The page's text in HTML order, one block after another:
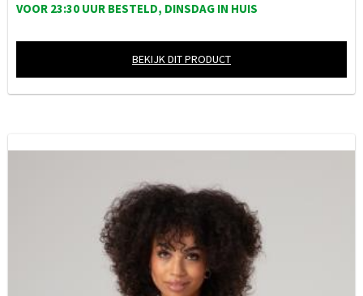
VOOR 23:30 UUR BESTELD, DINSDAG IN HUIS
BEKIJK DIT PRODUCT